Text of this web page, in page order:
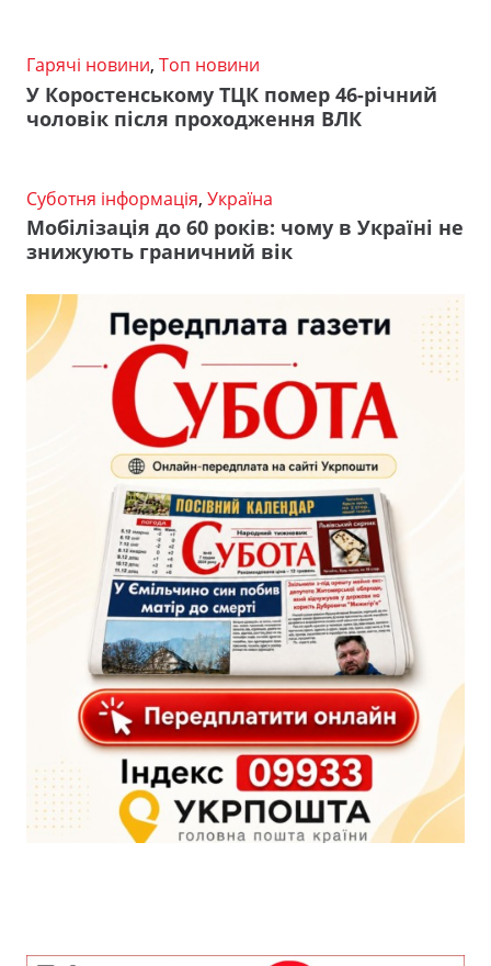
Гарячі новини, Топ новини
У Коростенському ТЦК помер 46-річний
чоловік після проходження ВЛК
Суботня інформація, Україна
Мобілізація до 60 років: чому в Україні не
знижують граничний вік